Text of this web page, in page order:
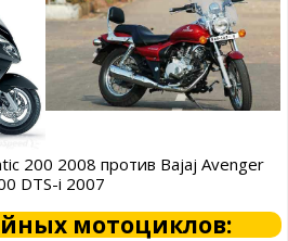
200 2008 против Bajaj Avenger
DTS-i 2007
мотоциклов: